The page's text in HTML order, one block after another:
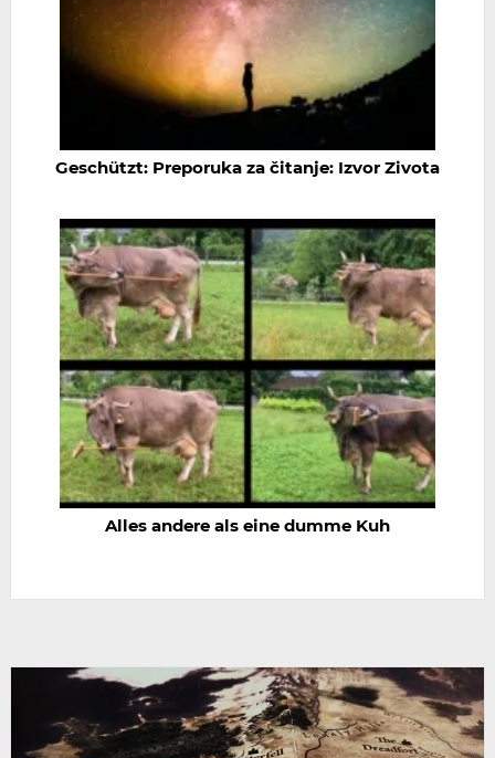
Geschützt: Preporuka za čitanje: Izvor Zivota
Alles andere als eine dumme Kuh